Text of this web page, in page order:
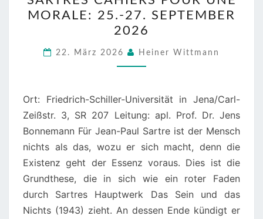
JEAN-
PAUL
SARTRES
CAHIERS
POUR
MORALE:
25.-27.
SEPTEMBER
2026
MORALE: 25.-27. SEPTEMBER
2026
22. März 2026 Heiner Wittmann
Ort: Friedrich-Schiller-Universität in Jena/Carl-
Zeißstr. 3, SR 207 Leitung: apl. Prof. Dr. Jens
Bonnemann Für Jean-Paul Sartre ist der Mensch
nichts als das, wozu er sich macht, denn die
Existenz geht der Essenz voraus. Dies ist die
Grundthese, die in sich wie ein roter Faden
durch Sartres Hauptwerk Das Sein und das
Nichts (1943) zieht. An dessen Ende kündigt er